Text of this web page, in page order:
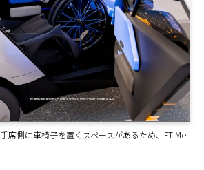
席側に車椅子を置くスペースがあるため、FT-Me